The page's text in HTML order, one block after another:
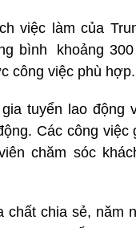
việc làm của
bình khoảng
công việc phù hợp.
tuyển lao động
Các công
chăm sóc
chia sẻ, năm